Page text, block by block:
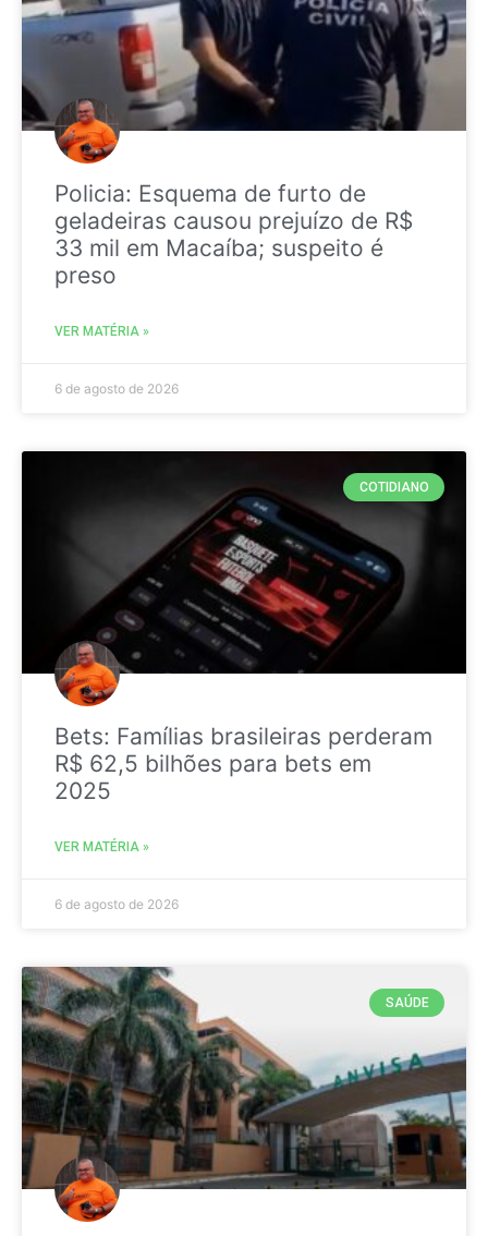
Policia: Esquema de furto de
geladeiras causou prejuízo de R$
33 mil em Macaíba; suspeito é
preso
VER MATÉRIA »
6 de agosto de 2026
COTIDIANO
Bets: Famílias brasileiras perderam
R$ 62,5 bilhões para bets em
2025
VER MATÉRIA »
6 de agosto de 2026
SAÚDE